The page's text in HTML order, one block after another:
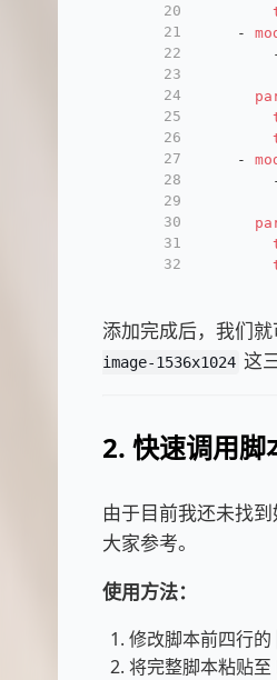
20
21
22
23
24
25
26
27
28
29
30
31
32
-
-
添加完成后，我们
image-1536x1024 这
2. 快速调用
由于目前我还未找
大家参考。
使用方法：
修改脚本前四行的
将完整脚本粘贴至